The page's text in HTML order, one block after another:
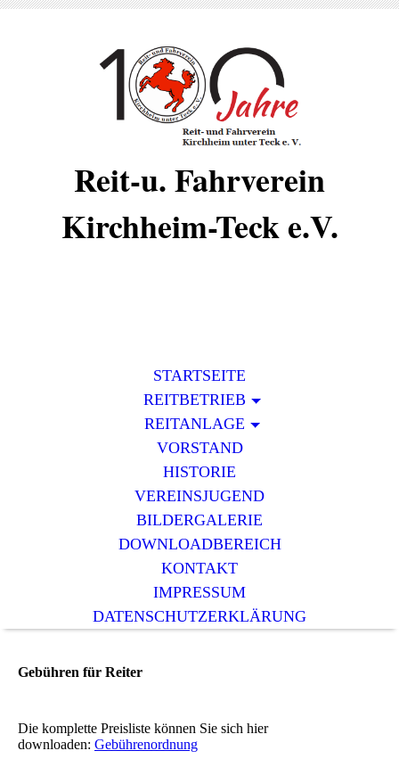
Reit-u. Fahrverein
Kirchheim-Teck e.V.
STARTSEITE
REITBETRIEB
REITANLAGE
VORSTAND
HISTORIE
VEREINSJUGEND
BILDERGALERIE
DOWNLOADBEREICH
KONTAKT
IMPRESSUM
DATENSCHUTZERKLÄRUNG
Gebühren für Reiter
Die komplette Preisliste können Sie sich hier
downloaden: Gebührenordnung